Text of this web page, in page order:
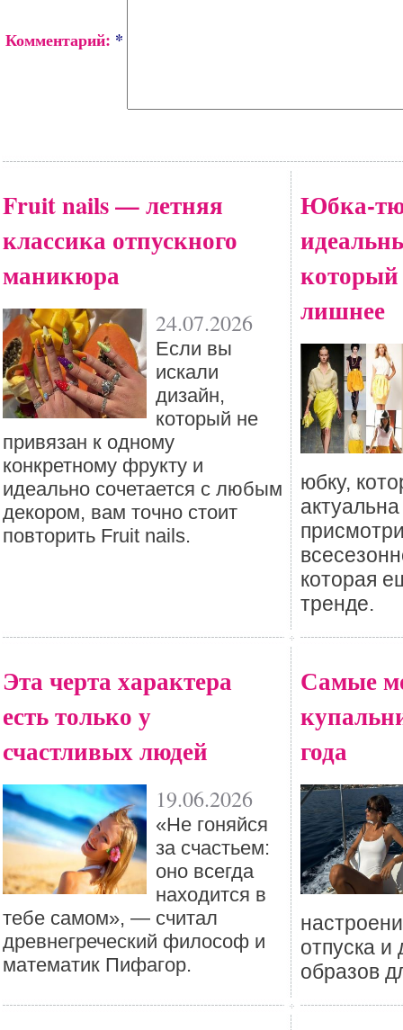
Комментарий: *
Fruit nails — летняя
классика отпускного
маникюра
24.07.2026
Eсли вы
искали
дизайн,
который не
привязан к одному
конкретному фрукту и
идеально сочетается с любым
декором, вам точно стоит
повторить Fruit nails.
Юбка-
лишнее
юбку,
которая
тренде.
Эта черта характера
есть только у
счастливых людей
19.06.2026
«Не гоняйся
за счастьем:
оно всегда
находится в
тебе самом», — считал
древнегреческий философ и
математик Пифагор.
Самые
года
отпуска
образов